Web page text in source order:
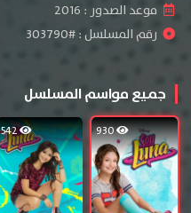
موعد الصدور : 2016
رقم المسلسل : #303790
جميع مواسم المسلسل
930
542